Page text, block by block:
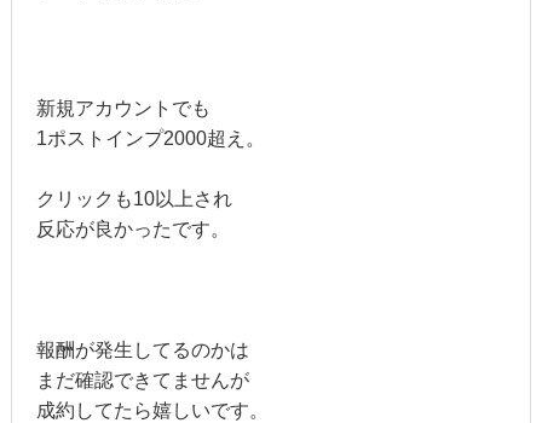
新規アカウントでも
1ポストインプ2000超え。
クリックも10以上され
反応が良かったです。
報酬が発生してるのかは
まだ確認できてませんが
成約してたら嬉しいです。